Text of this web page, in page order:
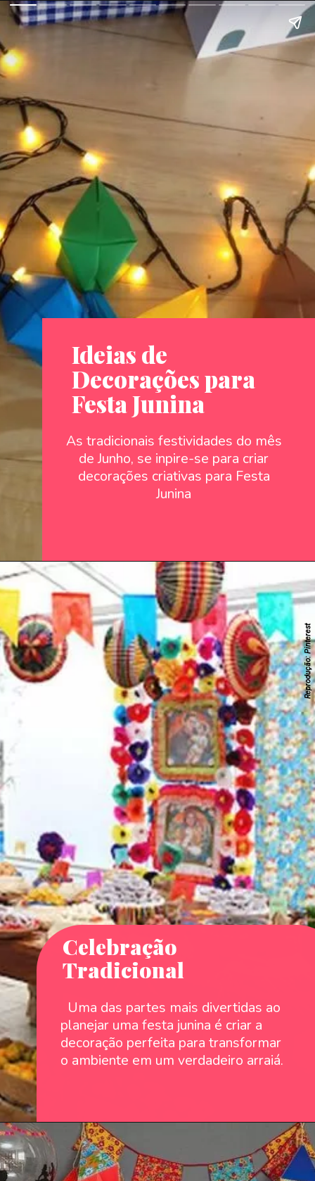
Ideias de
Decorações para
Festa Junina
As tradicionais festividades do mês
de Junho, se inpire-se para criar
decorações criativas para Festa
Junina
Celebração
Tradicional
Uma das partes mais divertidas ao
planejar uma festa junina é criar a
decoração perfeita para transformar
o ambiente em um verdadeiro arraiá.
Reprodução: Pinterest